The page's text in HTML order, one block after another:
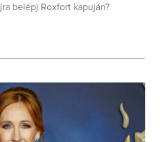
belépj Roxfort kapuján?